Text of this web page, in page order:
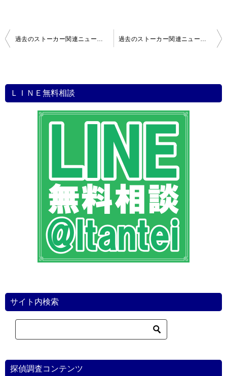
投
ビ
ゲ
ＬＩＮＥ無料相談
サイト内検索
探偵調査コンテンツ